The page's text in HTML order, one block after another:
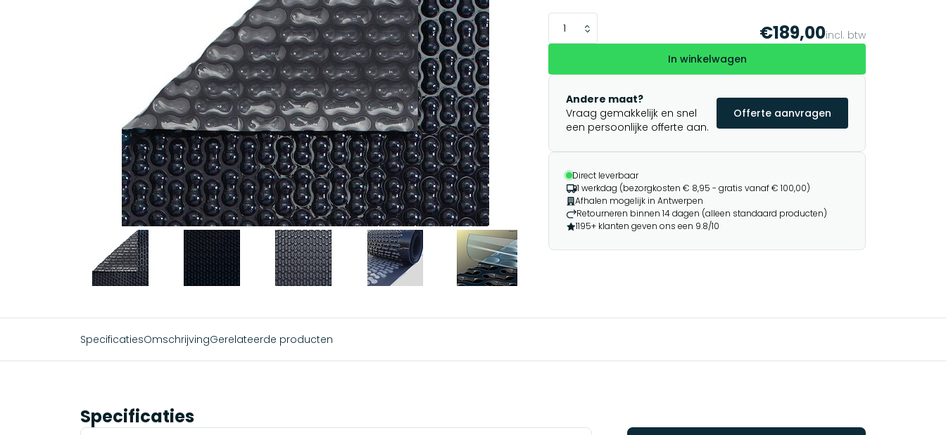
€189,00incl. btw
In winkelwagen
Andere maat?
Vraag gemakkelijk en snel
een persoonlijke offerte aan.
Offerte aanvragen
Direct leverbaar
1 werkdag (bezorgkosten € 8,95 - gratis vanaf € 100,00)
Afhalen mogelijk in Antwerpen
Retourneren binnen 14 dagen (alleen standaard producten)
1195+ klanten geven ons een 9.8/10
SpecificatiesOmschrijvingGerelateerde producten
Specificaties